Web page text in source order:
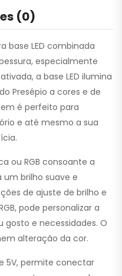
(0)
base LED combinada
especialmente
a base LED ilumina
Presépio a cores e de
é perfeito para
e até mesmo a sua
ou RGB consoante a
brilho suave e
de ajuste de brilho e
pode personalizar a
e necessidades. O
alteração da cor.
5V, permite conectar